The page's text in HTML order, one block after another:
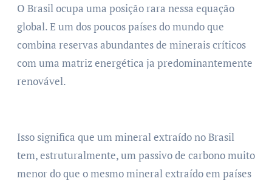
O Brasil ocupa uma posição rara nessa equação
global. E um dos poucos países do mundo que
combina reservas abundantes de minerais críticos
com uma matriz energética ja predominantemente
renovável.
Isso significa que um mineral extraído no Brasil
tem, estruturalmente, um passivo de carbono muito
menor do que o mesmo mineral extraído em países